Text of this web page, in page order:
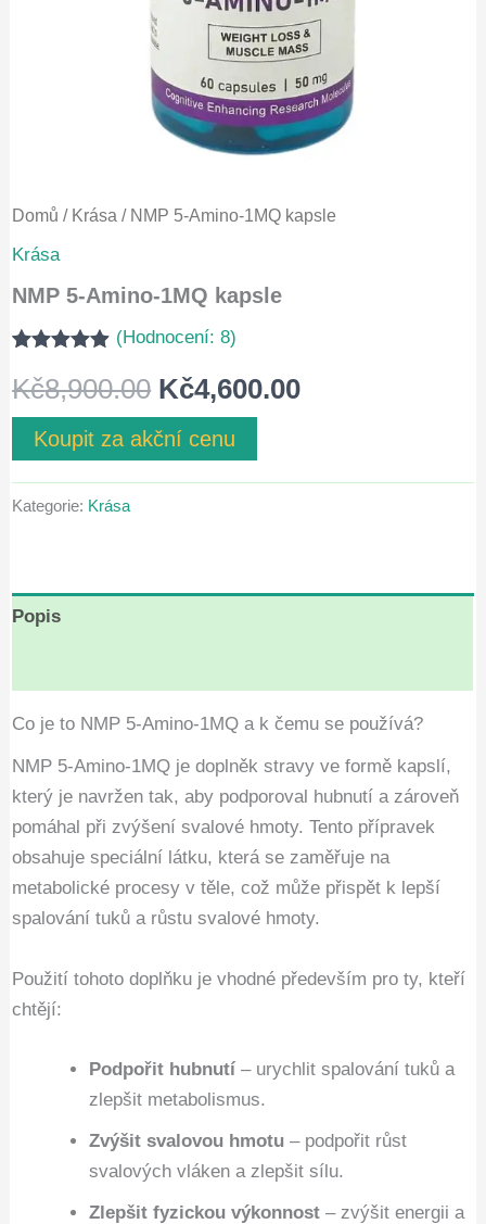
Domů / Krása / NMP 5-Amino-1MQ kapsle
Krása
NMP 5-Amino-1MQ kapsle
4.86z 5 na
základě
hodnocení
zákazníků
(Hodnocení: 8)
Kč8,900.00 Původní
cena
byla:
Kč4,600.00Aktuální
je:
Koupit za akční cenu
Kategorie: Krása
Popis
Co je to NMP 5-Amino-1MQ a k čemu se používá?
NMP 5-Amino-1MQ je doplněk stravy ve formě kapslí,
který je navržen tak, aby podporoval hubnutí a zároveň
pomáhal při zvýšení svalové hmoty. Tento přípravek
obsahuje speciální látku, která se zaměřuje na
metabolické procesy v těle, což může přispět k lepší
spalování tuků a růstu svalové hmoty.
Použití tohoto doplňku je vhodné především pro ty, kteří
chtějí:
Podpořit hubnutí – urychlit spalování tuků a
zlepšit metabolismus.
Zvýšit svalovou hmotu – podpořit růst
svalových vláken a zlepšit sílu.
Zlepšit fyzickou výkonnost – zvýšit energii a